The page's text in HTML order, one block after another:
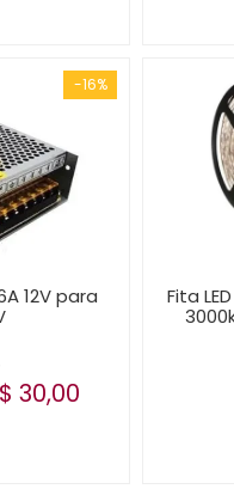
-16%
12V para
30,00
Fita